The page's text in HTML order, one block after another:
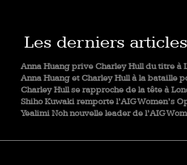
Les derniers articles
Anna Huang prive Charley Hull du titre à
Anna Huang et Charley Hull à la bataille
Charley Hull se rapproche de la tête à
Shiho Kuwaki remporte l’AIG Women’s
Yealimi Noh nouvelle leader de l’AIG